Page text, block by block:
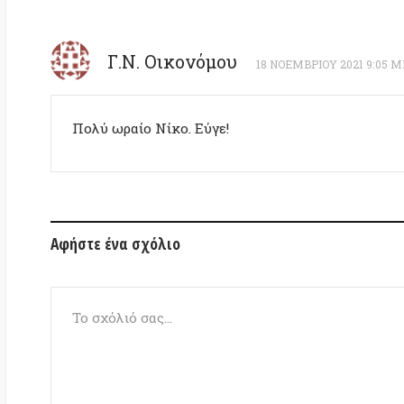
Το όνομά σας (υποχρεωτικό)
Το e-mail σας (υποχρεωτικό)